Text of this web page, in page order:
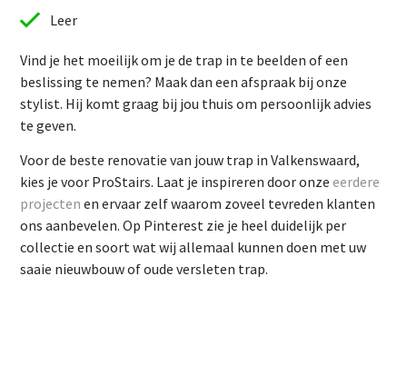
Leer
Vind je het moeilijk om je de trap in te beelden of een
beslissing te nemen? Maak dan een afspraak bij onze
stylist. Hij komt graag bij jou thuis om persoonlijk advies
te geven.
Voor de beste renovatie van jouw trap in Valkenswaard,
kies je voor ProStairs. Laat je inspireren door onzeeerdere
projecten en ervaar zelf waarom zoveel tevreden klanten
ons aanbevelen. Op Pinterest zie je heel duidelijk per
collectie en soort wat wij allemaal kunnen doen met uw
saaie nieuwbouw of oude versleten trap.
beslissing te nemen? Maak dan een afspraak bij onze
stylist. Hij komt graag bij jou thuis om persoonlijk advies
te geven.
Voor de beste renovatie van jouw trap in Valkenswaard,
kies je voor ProStairs. Laat je inspireren door onze